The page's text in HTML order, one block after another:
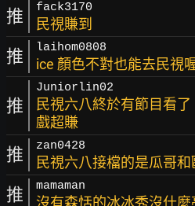
推 fack3170
民視賺到
推 laihom0808
ice 顏色不對也能去民視
推
Juniorlin02
民視六八終於有節目看
戲超賺
推 zan0428
民視六八接檔的是瓜哥和
推 mamaman
沒有森恬的冰冰秀沒什